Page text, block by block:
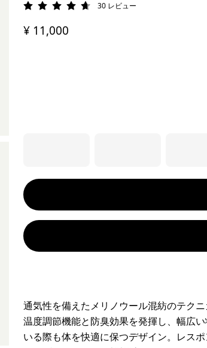
評価: 4.7 / 5
30 レビュー
¥ 11,000
通気性を備えたメリノウール混紡のテク
温度調節機能と防臭効果を発揮し、幅広
いる際も体を快適に保つデザイン。レス